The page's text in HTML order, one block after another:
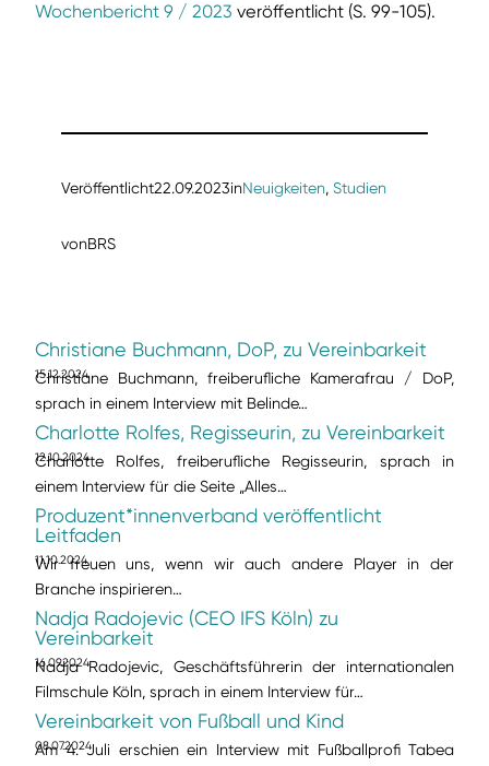
Wochenbericht 9 / 2023 veröffentlicht (S. 99-105).
Veröffentlicht22.09.2023inNeuigkeiten, Studien
vonBRS
Christiane Buchmann, DoP, zu Vereinbarkeit
15.12.2024
Christiane Buchmann, freiberufliche Kamerafrau / DoP,
sprach in einem Interview mit Belinde…
Charlotte Rolfes, Regisseurin, zu Vereinbarkeit
12.10.2024
Charlotte Rolfes, freiberufliche Regisseurin, sprach in
einem Interview für die Seite „Alles…
Produzent*innenverband veröffentlicht
Leitfaden
11.10.2024
Wir freuen uns, wenn wir auch andere Player in der
Branche inspirieren…
Nadja Radojevic (CEO IFS Köln) zu
Vereinbarkeit
16.09.2024
Nadja Radojevic, Geschäftsführerin der internationalen
Filmschule Köln, sprach in einem Interview für…
Vereinbarkeit von Fußball und Kind
08.07.2024
Am 4. Juli erschien ein Interview mit Fußballprofi Tabea